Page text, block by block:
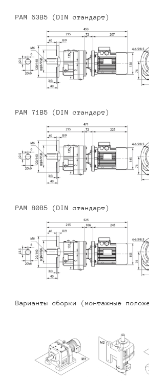
PAM 63B5 (DIN стандарт)
PAM 71B5 (DIN стандарт)
PAM 80B5 (DIN стандарт)
Варианты сборки (монтажные